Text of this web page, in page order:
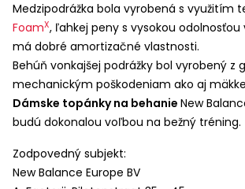
Medzipodrážka bola vyrobená s využitím
FoamX, ľahkej peny s vysokou
má dobré amortizačné vlastnosti.
Behúň vonkajšej podrážky bol vyrobený z
mechanickým poškodeniam ako aj
Dámske topánky na behanie New
budú dokonalou voľbou na bežný tréning.
Zodpovedný subjekt:
New Balance Europe BV